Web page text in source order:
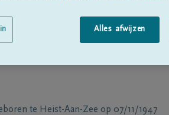
te Heist-Aan-Zee op 07/11/1947
Alles afwijzen